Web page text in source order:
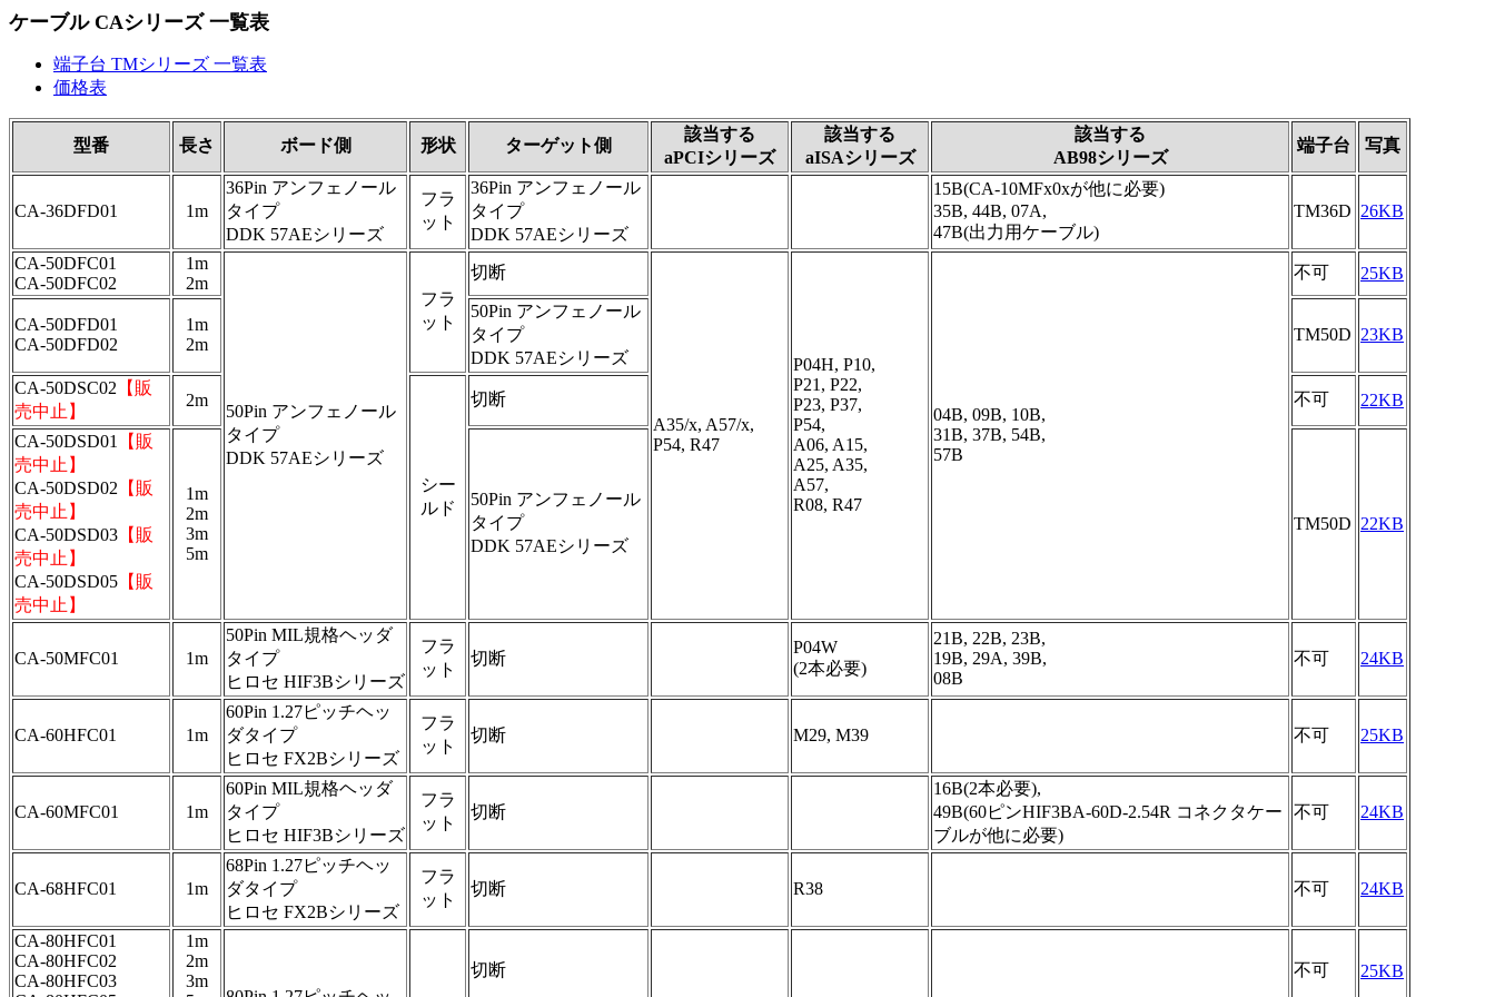
ケーブル CAシリーズ 一覧表
端子台 TMシリーズ 一覧表
価格表
型番 長さ ボード側 形状 ターゲット側
該当する
aPCIシリーズ
該当する
aISAシリーズ
該当する
AB98シリーズ
端子台 写真
CA-36DFD01 1m
36Pin アンフェノール
タイプ
DDK 57AEシリーズ
フラ
ット
36Pin アンフェノール
タイプ
DDK 57AEシリーズ
15B(CA-10MFx0xが他に必要)
35B, 44B, 07A,
47B(出力用ケーブル)
TM36D 26KB
CA-50DFC01
CA-50DFC02
1m
2m
50Pin アンフェノール
タイプ
DDK 57AEシリーズ
フラ
ット
切断
A35/x, A57/x,
P54, R47
P04H, P10,
P21, P22,
P23, P37,
P54,
A06, A15,
A25, A35,
A57,
R08, R47
04B, 09B, 10B,
31B, 37B, 54B,
57B
不可 25KB
CA-50DFD01
CA-50DFD02
1m
2m
50Pin アンフェノール
タイプ
DDK 57AEシリーズ
TM50D 23KB
CA-50DSC02 【販
売中止】
2m
シー
ルド
切断 不可 22KB
CA-50DSD01
【販
売中止】
CA-50DSD02 【販
売中止】
CA-50DSD03 【販
売中止】
CA-50DSD05 【販
売中止】
1m
2m
3m
5m
50Pin アンフェノール
タイプ
DDK 57AEシリーズ
TM50D 22KB
CA-50MFC01 1m
50Pin MIL規格ヘッダ
タイプ
ヒロセ HIF3Bシリーズ
フラ
ット
切断
P04W
(2本必要)
21B, 22B, 23B,
19B, 29A, 39B,
08B
不可 24KB
CA-60HFC01 1m
60Pin 1.27ピッチヘッ
ダタイプ
ヒロセ FX2Bシリーズ
フラ
ット
切断 M29, M39 不可 25KB
CA-60MFC01 1m
60Pin MIL規格ヘッダ
タイプ
ヒロセ HIF3Bシリーズ
フラ
ット
切断
16B(2本必要),
49B(60ピンHIF3BA-60D-2.54R コネクタケー
ブルが他に必要)
不可 24KB
CA-68HFC01 1m
68Pin 1.27ピッチヘッ
ダタイプ
ヒロセ FX2Bシリーズ
フラ
ット
切断 R38 不可 24KB
CA-80HFC01
CA-80HFC02
CA-80HFC03
1m
2m
3m
切断 不可 25KB